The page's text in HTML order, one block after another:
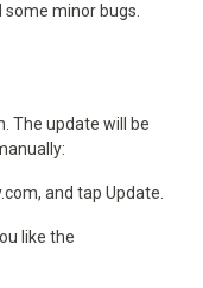
minor bugs.
The update will be
and tap Update.
like the